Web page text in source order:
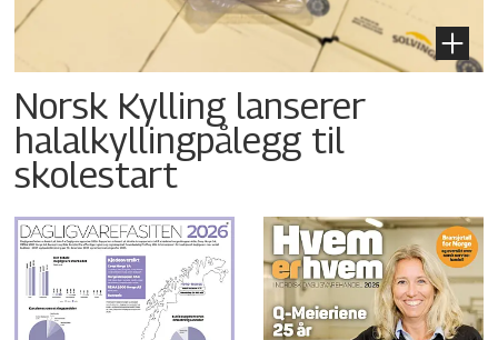
Norsk Kylling lanserer
halalkyllingpålegg til
skolestart